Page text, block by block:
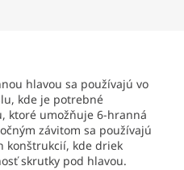
hlavou sa používajú vo
kde je potrebné
ktoré umožňuje 6-hranná
závitom sa používajú
konštrukcií, kde driek
skrutky pod hlavou.